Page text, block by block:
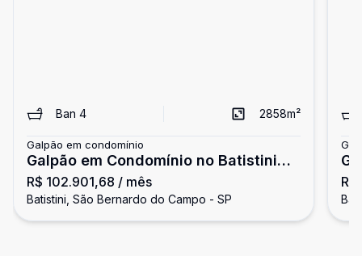
Ban 4 2858m²
Galpão em condomínio
Galpão em Condomínio no Batistini
em SBC
R$ 102.901,68 / mês
Batistini, São Bernardo do Campo - SP